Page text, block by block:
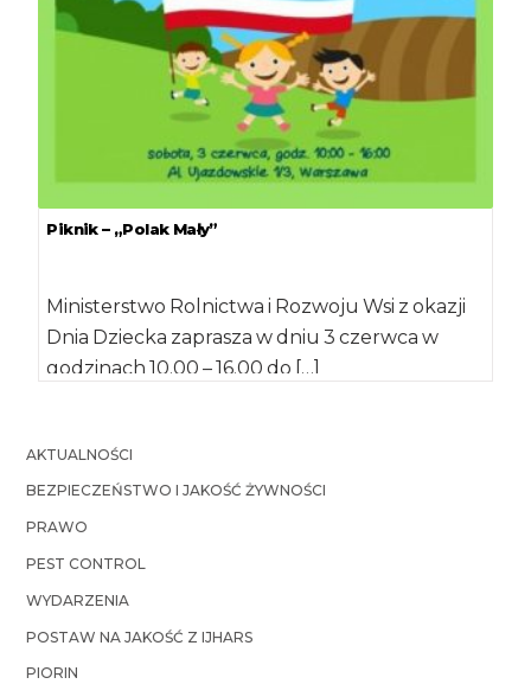
Piknik – „Polak Mały”
Ministerstwo Rolnictwa i Rozwoju Wsi z okazji
Dnia Dziecka zaprasza w dniu 3 czerwca w
godzinach 10.00 – 16.00 do […]
AKTUALNOŚCI
BEZPIECZEŃSTWO I JAKOŚĆ ŻYWNOŚCI
PRAWO
PEST CONTROL
WYDARZENIA
POSTAW NA JAKOŚĆ Z IJHARS
PIORIN